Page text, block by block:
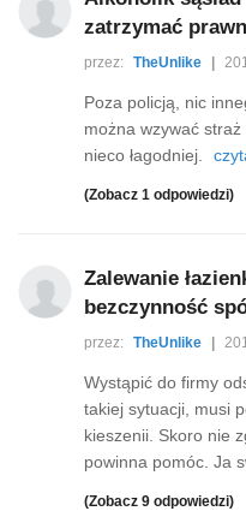
zatrzymać
przez: TheUnlike
Poza policją, nic
można wzywać
nieco łagodniej.
(Zobacz 1 odpowiedzi)
Zalewanie
bezczynność
przez: TheUnlike
Wystąpić do firmy
takiej sytuacji, musi
kieszenii. Skoro nie
powinna pomóc. Ja
(Zobacz 9 odpowiedzi)